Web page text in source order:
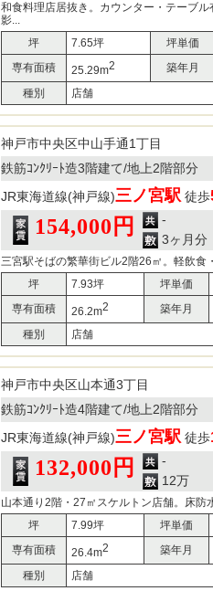
和食料理店居抜き。カウンター・テーブ
影...
坪
7.65坪 坪単価
専有面積
25.29m2 築年月
種別
店舗
神戸市中央区中山手通1丁目
鉄筋ｺﾝｸﾘｰﾄ造3階建て/地上2階部分
JR東海道線(神戸線)三ノ宮駅 徒歩
154,000円
-
3ヶ月分
三宮駅そばの繁華街ビル2階26㎡。軽飲食
坪
7.93坪 坪単価
専有面積
26.2m2 築年月
種別
店舗
神戸市中央区山本通3丁目
鉄筋ｺﾝｸﾘｰﾄ造4階建て/地上2階部分
JR東海道線(神戸線)三ノ宮駅 徒歩
132,000円
-
12万
山本通り2階・27㎡スケルトン店舗。床防
坪
7.99坪 坪単価
専有面積
26.4m2 築年月
種別
店舗